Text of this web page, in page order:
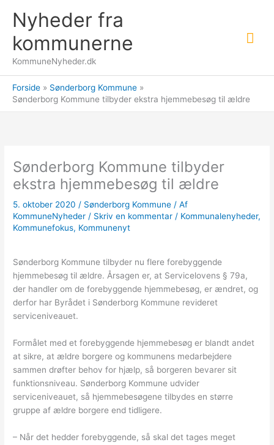
indholdet
Nyheder fra
kommunerne
KommuneNyheder.dk
Forside
Sønderborg Kommune
Sønderborg Kommune tilbyder ekstra hjemmebesøg til ældre
Sønderborg Kommune tilbyder
ekstra hjemmebesøg til ældre
5. oktober 2020 / Sønderborg Kommune / Af
KommuneNyheder / Skriv en kommentar / Kommunalenyheder,
Kommunefokus, Kommunenyt
Sønderborg Kommune tilbyder nu flere forebyggende
hjemmebesøg til ældre. Årsagen er, at Servicelovens § 79a,
der handler om de forebyggende hjemmebesøg, er ændret, og
derfor har Byrådet i Sønderborg Kommune revideret
serviceniveauet.
Formålet med et forebyggende hjemmebesøg er blandt andet
at sikre, at ældre borgere og kommunens medarbejdere
sammen drøfter behov for hjælp, så borgeren bevarer sit
funktionsniveau. Sønderborg Kommune udvider
serviceniveauet, så hjemmebesøgene tilbydes en større
gruppe af ældre borgere end tidligere.
– Når det hedder forebyggende, så skal det tages meget